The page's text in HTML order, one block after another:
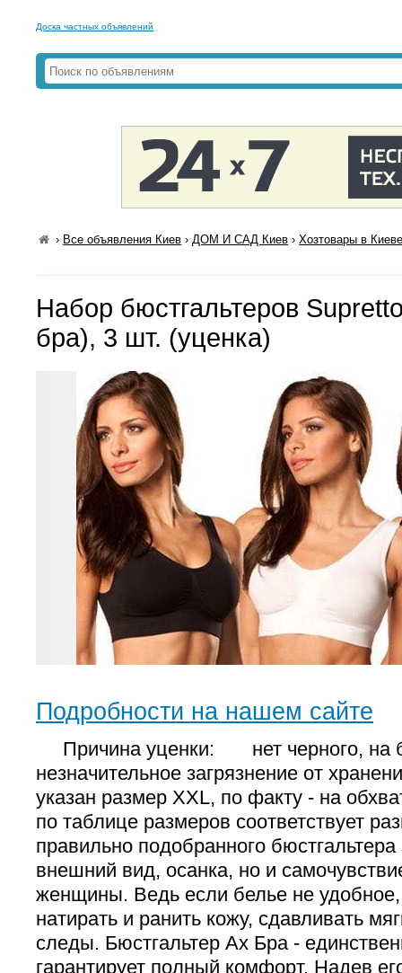
Доска частных объявлений
› Все объявления Киев ›ДОМ И САД Киев ›Хозтовары в
Набор бюстгальтеров
бра), 3 шт. (уценка)
Подробности на нашем сайте
Причина уценки: нет черного, на
незначительное загрязнение от
указан размер XXL, по факту - на
по таблице размеров
правильно подобранного бюстгальтера
внешний вид, осанка, но и
женщины. Ведь если белье не
натирать и ранить кожу, сдавливать
следы. Бюстгальтер Ах Бра -
гарантирует полный комфорт. Надев